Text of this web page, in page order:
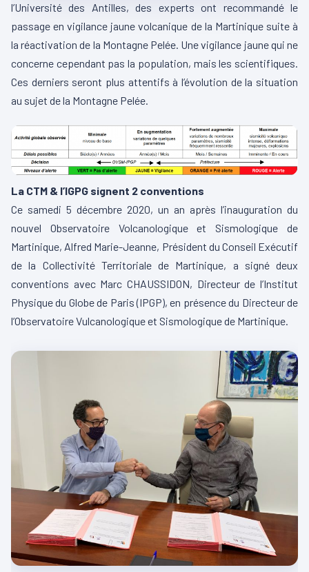
l’Université des Antilles, des experts ont recommandé le
passage en vigilance jaune volcanique de la Martinique suite à
la réactivation de la Montagne Pelée. Une vigilance jaune qui ne
concerne cependant pas la population, mais les scientifiques.
Ces derniers seront plus attentifs à l’évolution de la situation
au sujet de la Montagne Pelée.
La CTM & l’IGPG signent 2 conventions
Ce samedi 5 décembre 2020, un an après l’inauguration du
nouvel Observatoire Volcanologique et Sismologique de
Martinique, Alfred Marie-Jeanne, Président du Conseil Exécutif
de la Collectivité Territoriale de Martinique, a signé deux
conventions avec Marc CHAUSSIDON, Directeur de l’Institut
Physique du Globe de Paris (IPGP), en présence du Directeur de
l’Observatoire Vulcanologique et Sismologique de Martinique.